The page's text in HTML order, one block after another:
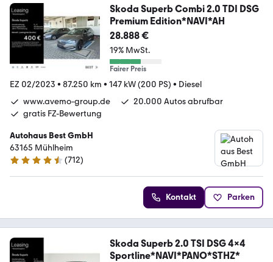
Skoda Superb Combi 2.0 TDI DSG
Premium Edition*NAVI*AH
28.888 €
19% MwSt.
Fairer Preis
EZ 02/2023 • 87.250 km • 147 kW (200 PS) • Diesel
www.avemo-group.de
20.000 Autos abrufbar
gratis FZ-Bewertung
Autohaus Best GmbH
63165 Mühlheim
4.7 Sterne
(712)
Kontakt Parken
Skoda Superb 2.0 TSI DSG 4x4
Sportline*NAVI*PANO*STHZ*